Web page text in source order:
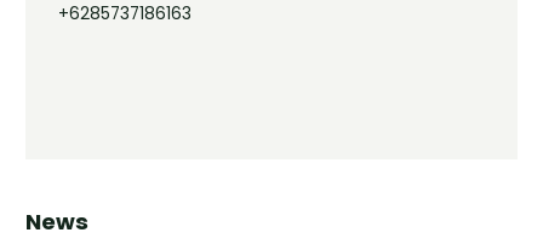
+6285737186163
News